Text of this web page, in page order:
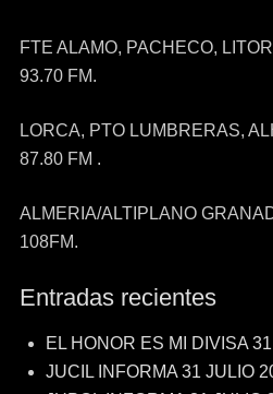
FTE ALAMO, PACHECO,
93.70 FM.
LORCA, PTO LUMBRERAS,
87.80 FM .
ALMERIA/ALTIPLANO
108FM.
Entradas recientes
EL HONOR ES MI DIVISA
JUCIL INFORMA 31 JULIO